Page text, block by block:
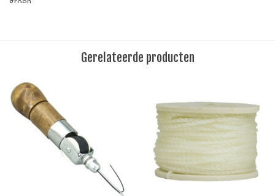
Tags
Garen/IJzergaren
Toevoegen om te vergelijken/Afdrukken
Gerelateerde producten